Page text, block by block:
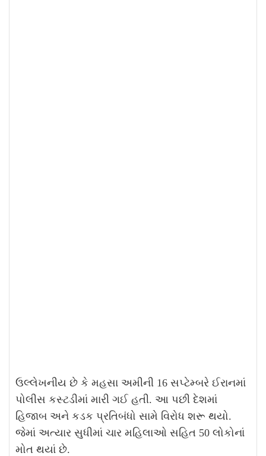
ઉલ્લેખનીય છે કે મહસા અમીની 16 સપ્ટેમ્બરે ઈરાનમાં
પોલીસ કસ્ટડીમાં મારી ગઈ હતી. આ પછી દેશમાં
હિજાબ અને કડક પ્રતિબંધો સામે વિરોધ શરૂ થયો.
જેમાં અત્યાર સુધીમાં ચાર મહિલાઓ સહિત 50 લોકોનાં
મોત થયાં છે.